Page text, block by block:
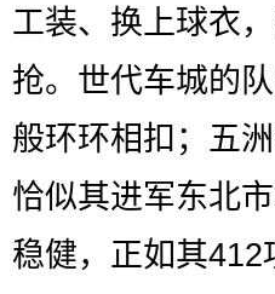
工装、换上球衣
抢。世代车城的
般环环相扣；五
恰似其进军东北
稳健，正如其